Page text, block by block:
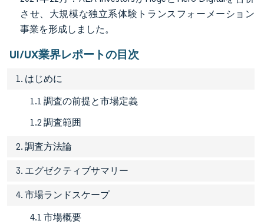
させ、大規模な独立系体験トランスフォーメーション
事業を形成しました。
UI/UX業界レポートの目次
1. はじめに
1.1 調査の前提と市場定義
1.2 調査範囲
2. 調査方法論
3. エグゼクティブサマリー
4. 市場ランドスケープ
4.1 市場概要